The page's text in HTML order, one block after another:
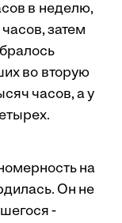
в неделю,
затем
во вторую
часов, а у
на
Он не